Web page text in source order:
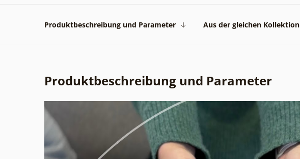
Produktbeschreibung und Parameter Aus der gleichen Kollektion
Produktbeschreibung und Parameter